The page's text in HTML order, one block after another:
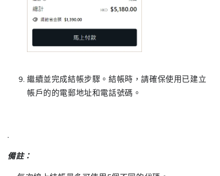
繼續並完成結帳步驟。結帳時，請確保使用已建立
帳戶的的電郵地址和電話號碼。
.
備註：